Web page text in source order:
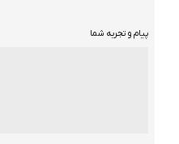
پیام و تجربه شما